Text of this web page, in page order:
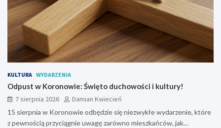
KULTURA WYDARZENIA
Odpust w Koronowie: Święto duchowości i kultury!
7 sierpnia 2026
Damian Kwiecień
15 sierpnia w Koronowie odbędzie się niezwykłe wydarzenie, które
z pewnością przyciągnie uwagę zarówno mieszkańców, jak…